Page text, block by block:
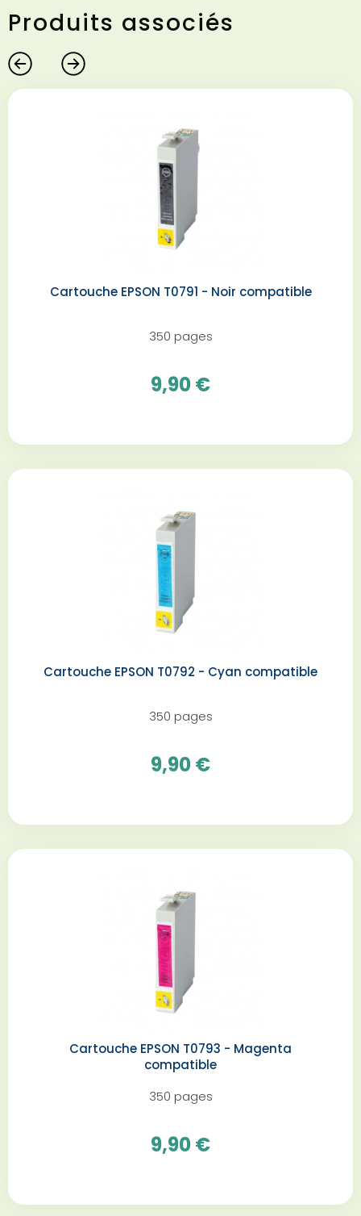
Produits associés
Cartouche EPSON T0791 - Noir compatible
350 pages
9,90 €
Cartouche EPSON T0792 - Cyan compatible
350 pages
9,90 €
Cartouche EPSON T0793 - Magenta
compatible
350 pages
9,90 €